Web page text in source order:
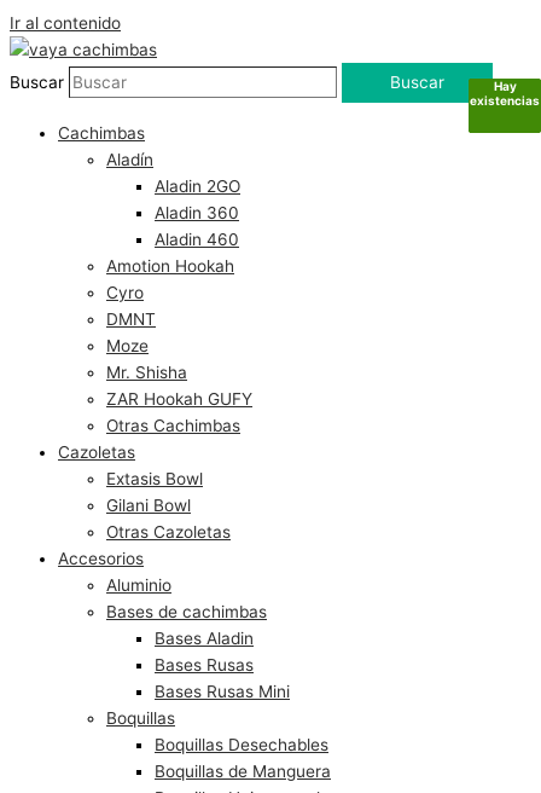
Ir al contenido
Buscar Buscar
Cachimbas
Aladín
Aladin 2GO
Aladin 360
Aladin 460
Amotion Hookah
Cyro
DMNT
Moze
Mr. Shisha
ZAR Hookah GUFY
Otras Cachimbas
Cazoletas
Extasis Bowl
Gilani Bowl
Otras Cazoletas
Accesorios
Aluminio
Bases de cachimbas
Bases Aladin
Bases Rusas
Bases Rusas Mini
Boquillas
Boquillas Desechables
Boquillas de Manguera
Hay
existencias
Hay
existencias
Hay
existencias
Hay
existencias